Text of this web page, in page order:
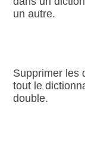
un autre.
Supprimer les
tout le
double.